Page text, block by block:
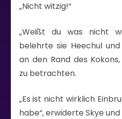
„Nicht witzig!“
„Weißt du was nicht
belehrte sie Heechul
an den Rand des
zu betrachten.
„Es ist nicht wirklich
habe“, erwiderte Skye